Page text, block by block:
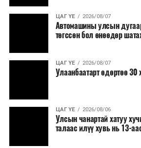
ЦАГ ҮЕ 2026/08/07
Автомашины улсын
төгссөн бол өнөөдөр
ЦАГ ҮЕ 2026/08/07
Улаанбаатарт өдөртөө 30
ЦАГ ҮЕ 2026/08/06
Улсын чанартай хатуу
талаас илүү хувь нь 13-